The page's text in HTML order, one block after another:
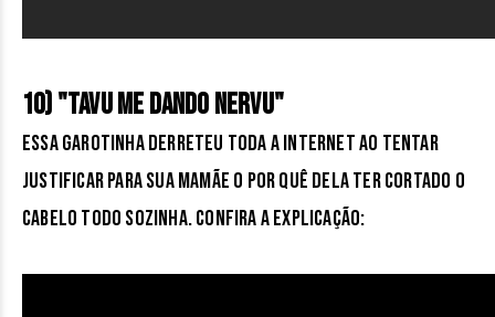
10) "Tavu me dando nervu"
Essa garotinha derreteu toda a internet ao tentar
justificar para sua mamãe o por quê dela ter cortado o
cabelo todo sozinha. Confira a explicação: